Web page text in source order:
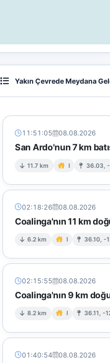
Yakın Çevrede Meydana
11:51:05 08.08.2026
San Ardo'nun 7 km
11.7 km I 36.03,
02:18:26 08.08.2026
Coalinga'nın 11 km
6.2 km I 36.10, -
02:15:55 08.08.2026
Coalinga'nın 9 km
8.2 km I 36.11, -
01:40:54 08.08.2026